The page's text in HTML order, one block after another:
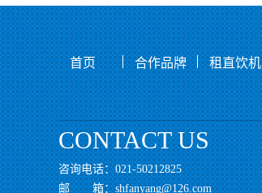
首页 合作品牌 租直饮机
CONTACT US
咨询电话：021-50212825
邮 箱：shfanyang@126.com